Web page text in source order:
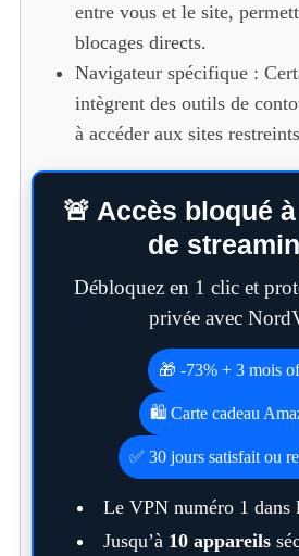
entre vous et le site,
blocages directs.
Navigateur spécifique :
intègrent des outils de
à accéder aux sites
🚨 Accès bloqué
de
Débloquez en 1 clic et
privée avec
🎁 -73% + 3 mois
🛍️ Carte cadeau
✅ 30 jours satisfait ou
Le VPN numéro 1 dans
Jusqu’à 10 appareils